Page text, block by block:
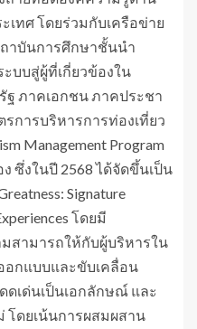
เทศ โดยร่วมกับเครือข่าย
าบันการศึกษาชั้นนำ
บบสู่ผู้ที่เกี่ยวข้องใน
ฐ ภาคเอกชน ภาคประชา
การบริหารการท่องเที่ยว
Management Program
ซึ่งในปี 2568 ได้จัดขึ้นเป็น
Signature
โดยมี
สามารถให้กับผู้บริหารใน
อกแบบและขับเคลื่อน
เด่นเป็นเอกลักษณ์ และ
ดยเน้นการผสมผสาน